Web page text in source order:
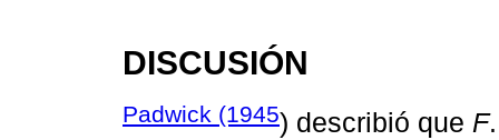
DISCUSIÓN
Padwick (1945) describió que F